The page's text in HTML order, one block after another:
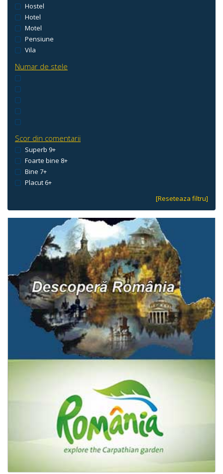
Hostel
Hotel
Motel
Pensiune
Vila
Numar de stele
Scor din comentarii
Superb 9+
Foarte bine 8+
Bine 7+
Placut 6+
[Reseteaza filtru]